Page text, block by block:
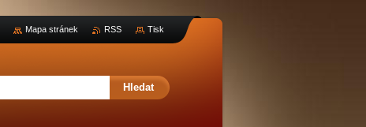
Mapa stránek RSS Tisk